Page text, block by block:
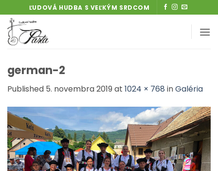
to
content
ĽUDOVÁ HUDBA S VEĽKÝM SRDCOM
german-2
Published 5. novembra 2019 at 1024 × 768 inGaléria